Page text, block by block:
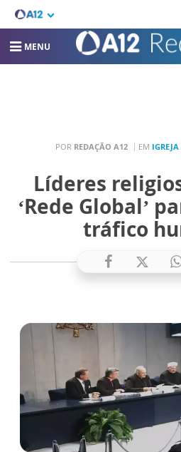
MENU
POR REDAÇÃO A12 EM IGREJA
Líderes
‘Rede Global’
tráfico